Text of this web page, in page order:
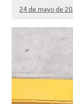
24 de mayo de